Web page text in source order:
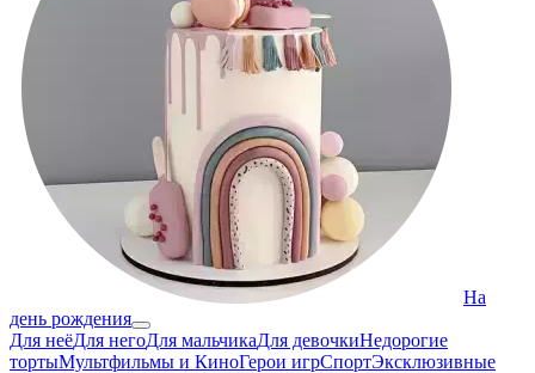
На
день рождения
Для неёДля негоДля мальчикаДля девочкиНедорогие
тортыМультфильмы и КиноГерои игрСпортЭксклюзивные